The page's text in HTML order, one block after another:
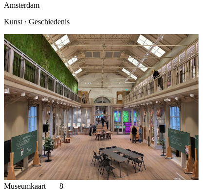
Amsterdam
Kunst · Geschiedenis
Museumkaart 8